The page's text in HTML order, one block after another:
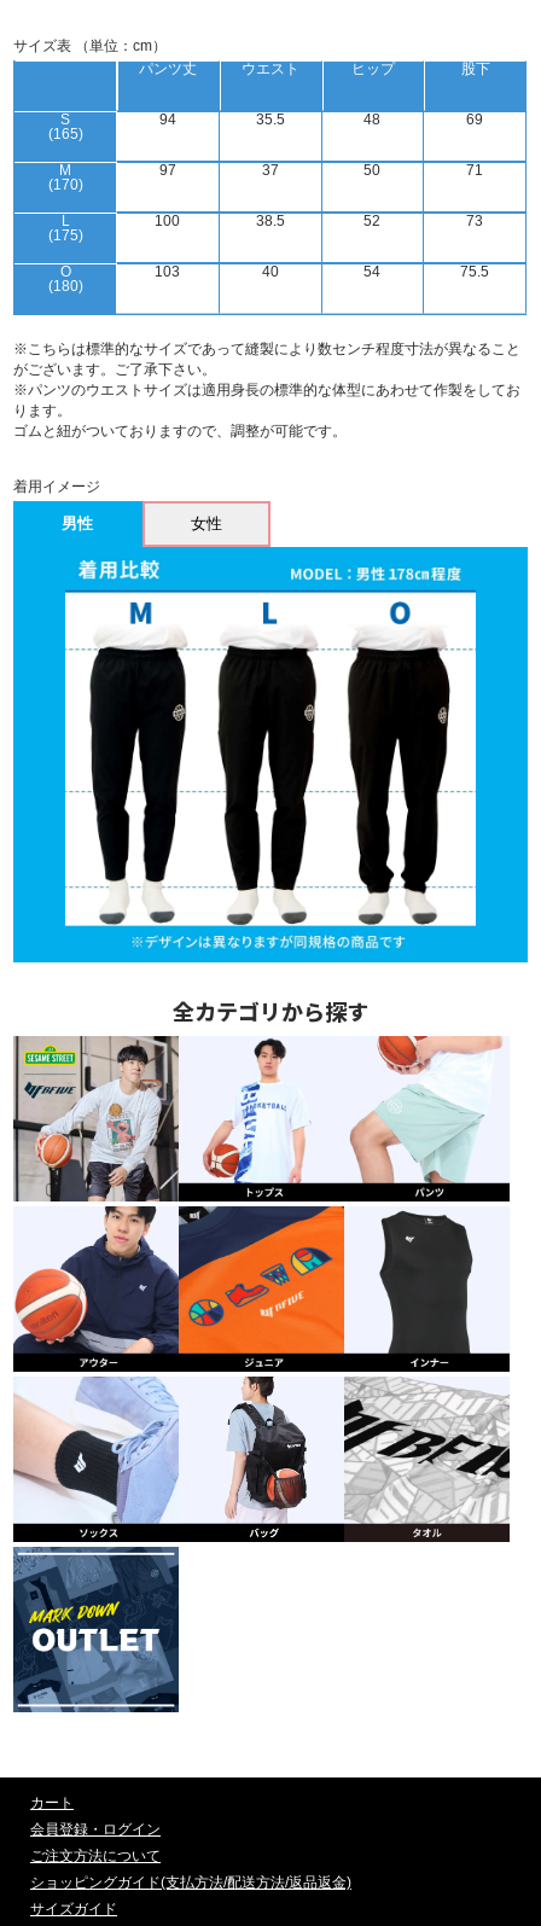
サイズ表 （単位：cm）
S
(165)
M
(170)
L
(175)
O
(180)
パンツ丈
94
97
100
103
ウエスト
35.5
37
38.5
40
ヒップ
48
50
52
54
股下
69
71
73
75.5
※こちらは標準的なサイズであって縫製により数センチ程度寸法が異なること
がございます。ご了承下さい。
※パンツのウエストサイズは適用身長の標準的な体型にあわせて作製をしてお
ります。
ゴムと紐がついておりますので、調整が可能です。
着用イメージ
男性 女性
全カテゴリから探す
カート
会員登録・ログイン
ご注文方法について
ショッピングガイド(支払方法/配送方法/返品返金)
サイズガイド